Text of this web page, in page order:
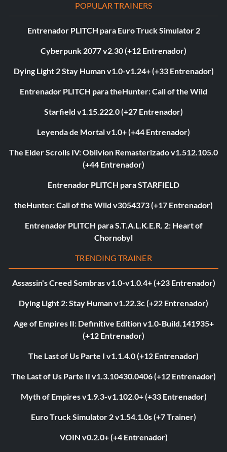
POPULAR TRAINERS
Entrenador PLITCH para Euro Truck Simulator 2
Cyberpunk 2077 v2.30 (+12 Entrenador)
Dying Light 2 Stay Human v1.0-v1.24+ (+33 Entrenador)
Entrenador PLITCH para theHunter: Call of the Wild
Starfield v1.15.222.0 (+27 Entrenador)
Leyenda de Mortal v1.0+ (+44 Entrenador)
The Elder Scrolls IV: Oblivion Remasterizado v1.512.105.0
(+44 Entrenador)
Entrenador PLITCH para STARFIELD
theHunter: Call of the Wild v3054373 (+17 Entrenador)
Entrenador PLITCH para S.T.A.L.K.E.R. 2: Heart of
Chornobyl
TRENDING TRAINER
Assassin's Creed Sombras v1.0-v1.0.4+ (+23 Entrenador)
Dying Light 2: Stay Human v1.22.3c (+22 Entrenador)
Age of Empires II: Definitive Edition v1.0-Build.141935+
(+12 Entrenador)
The Last of Us Parte I v1.1.4.0 (+12 Entrenador)
The Last of Us Parte II v1.3.10430.0406 (+12 Entrenador)
Myth of Empires v1.9.3-v1.102.0+ (+33 Entrenador)
Euro Truck Simulator 2 v1.54.1.0s (+7 Trainer)
VOIN v0.2.0+ (+4 Entrenador)